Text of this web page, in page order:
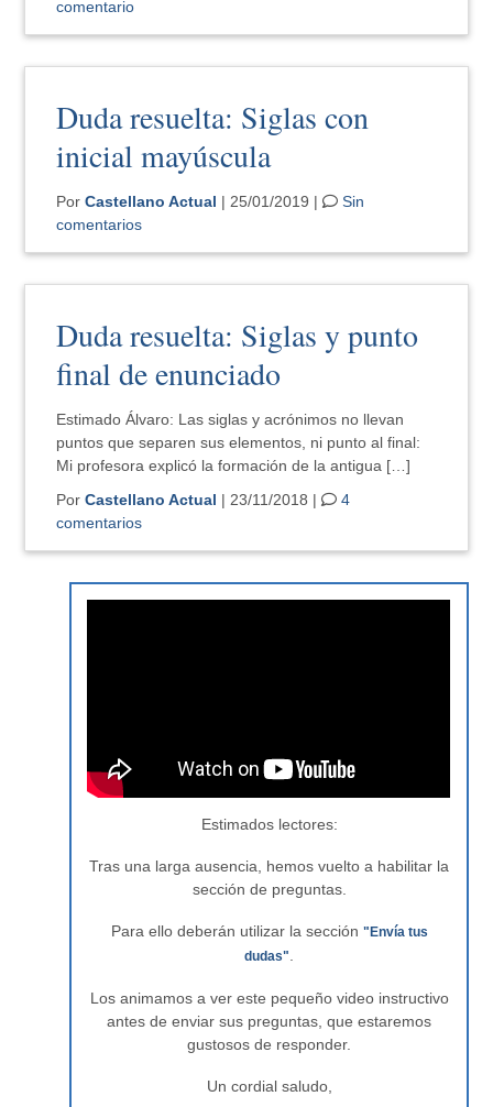
comentario
Duda resuelta: Siglas con
inicial mayúscula
PorCastellano Actual | 25/01/2019 |
Sin
comentarios
Duda resuelta: Siglas y punto
final de enunciado
Estimado Álvaro: Las siglas y acrónimos no llevan
puntos que separen sus elementos, ni punto al final:
Mi profesora explicó la formación de la antigua […]
PorCastellano Actual | 23/11/2018 |
4
comentarios
Estimados lectores:
Tras una larga ausencia, hemos vuelto a habilitar la
sección de preguntas.
Para ello deberán utilizar la sección "Envía tus
dudas"
Los animamos a ver este pequeño video instructivo
antes de enviar sus preguntas, que estaremos
gustosos de responder.
Un cordial saludo,